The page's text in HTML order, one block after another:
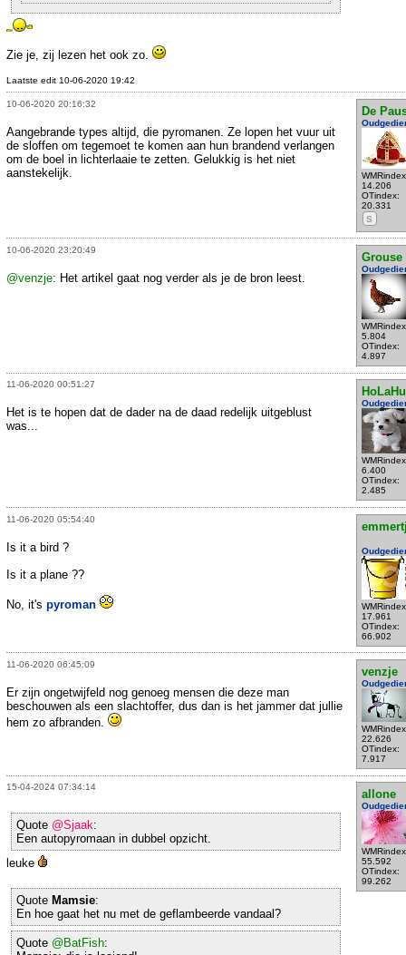
Zie je, zij lezen het ook zo.
Laatste edit 10-06-2020 19:42
10-06-2020 20:16:32
De
14.206
OTindex:
20.331
S
Aangebrande types altijd, die pyromanen. Ze lopen het vuur uit
de sloffen om tegemoet te komen aan hun brandend verlangen
om de boel in lichterlaaie te zetten. Gelukkig is het niet
aanstekelijk.
10-06-2020 23:20:49
Grouse
5.804
OTindex:
4.897
@venzje: Het artikel gaat nog verder als je de bron leest.
11-06-2020 00:51:27
HoLaHu
6.400
OTindex:
2.485
Het is te hopen dat de dader na de daad redelijk uitgeblust
was...
11-06-2020 05:54:40
17.961
OTindex:
66.902
Is it a bird ?
Is it a plane ??
No, it's pyroman
11-06-2020 06:45:09
venzje
22.626
OTindex:
7.917
Er zijn ongetwijfeld nog genoeg mensen die deze man
beschouwen als een slachtoffer, dus dan is het jammer dat jullie
hem zo afbranden.
15-04-2024 07:34:14
allone
55.592
OTindex:
99.262
Quote @Sjaak:
Een autopyromaan in dubbel opzicht.
leuke
Quote Mamsie:
En hoe gaat het nu met de geflambeerde vandaal?
Quote @BatFish: